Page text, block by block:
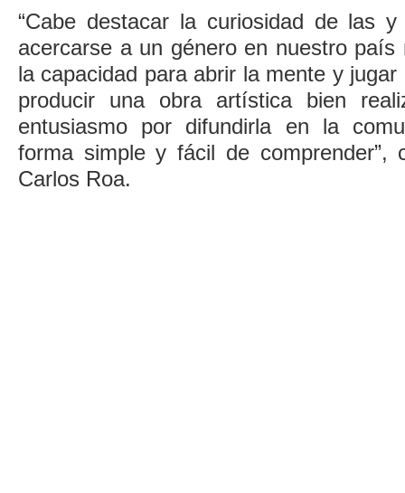
“Cabe destacar la curiosidad de las
acercarse a un género en nuestro país
la capacidad para abrir la mente y
producir una obra artística bien
entusiasmo por difundirla en la
forma simple y fácil de comprender”,
Carlos Roa.